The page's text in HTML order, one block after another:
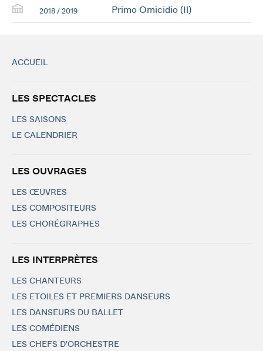
2018 / 2019 Primo Omicidio (Il)
ACCUEIL
LES SPECTACLES
LES SAISONS
LE CALENDRIER
LES OUVRAGES
LES ŒUVRES
LES COMPOSITEURS
LES CHORÉGRAPHES
LES INTERPRÈTES
LES CHANTEURS
LES ETOILES ET PREMIERS DANSEURS
LES DANSEURS DU BALLET
LES COMÉDIENS
LES CHEFS D'ORCHESTRE